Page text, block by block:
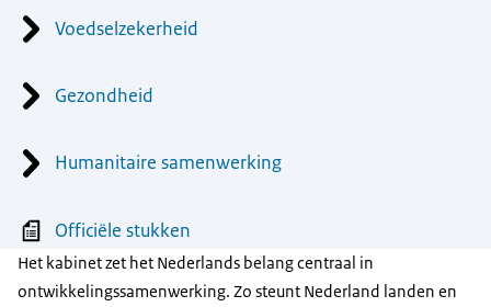
Voedselzekerheid
Gezondheid
Humanitaire samenwerking
Officiële stukken
Het kabinet zet het Nederlands belang centraal in
ontwikkelingssamenwerking. Zo steunt Nederland landen en